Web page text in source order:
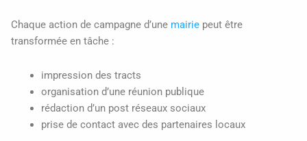
Chaque action de campagne d’une mairie peut être
transformée en tâche :
impression des tracts
organisation d’une réunion publique
rédaction d’un post réseaux sociaux
prise de contact avec des partenaires locaux